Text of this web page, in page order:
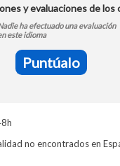
y evaluaciones de los
ha efectuado una evaluación
este idioma
Puntúalo
no encontrados en